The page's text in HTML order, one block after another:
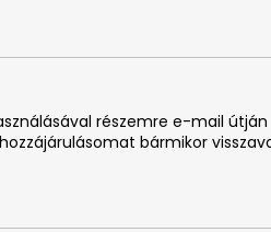
részemre e-mail útján
bármikor